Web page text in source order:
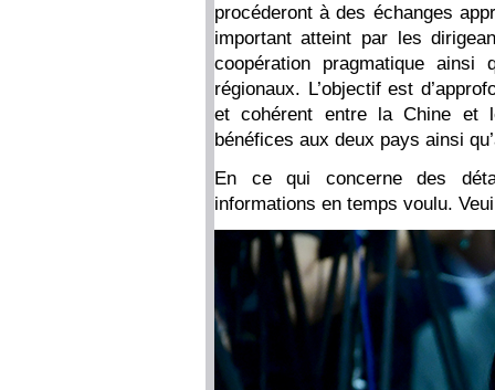
procéderont à des échanges
important atteint par les
coopération pragmatique
régionaux. L’objectif est
et cohérent entre la Chine et
bénéfices aux deux pays ainsi
En ce qui concerne des
informations en temps voulu.